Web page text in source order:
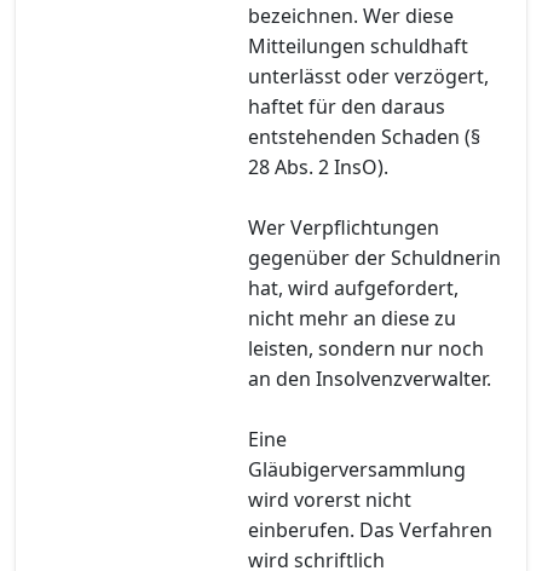
bezeichnen. Wer diese
Mitteilungen schuldhaft
unterlässt oder verzögert,
haftet für den daraus
entstehenden Schaden (§
28 Abs. 2 InsO).
Wer Verpflichtungen
gegenüber der Schuldnerin
hat, wird aufgefordert,
nicht mehr an diese zu
leisten, sondern nur noch
an den Insolvenzverwalter.
Eine
Gläubigerversammlung
wird vorerst nicht
einberufen. Das Verfahren
wird schriftlich